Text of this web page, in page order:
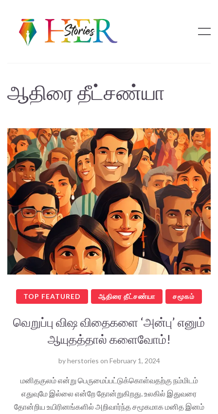
ஆதிரை தீட்சண்யா
TOP FEATURED ஆதிரை தீட்சண்யா சமூகம்
வெறுப்பு விஷ விதைகளை ‘அன்பு’ எனும்
ஆயுதத்தால் களைவோம்!
byherstories on February 1, 2024
மனிதகுலம் என்று பெருமைப்பட்டுக்கொள்வதற்கு நம்மிடம்
எதுவுமே இல்லை என்றே தோன்றுகிறது. உலகில் இதுவரை
தோன்றிய உயிரினங்களில் அறிவார்ந்த சமூகமாக மனித இனம்